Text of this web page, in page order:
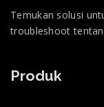
Temukan solusi
troubleshoot
Produk